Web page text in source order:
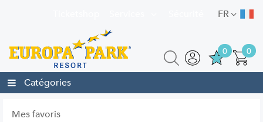
FR
0
0
Catégories
Mes favoris